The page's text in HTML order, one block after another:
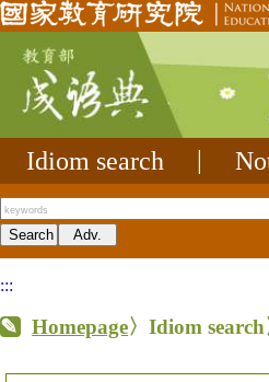
Idiom search
:::
Homepage〉Idiom search